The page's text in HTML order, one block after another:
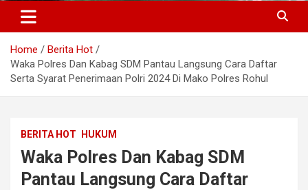
Home
Berita Hot
Waka Polres Dan Kabag SDM Pantau Langsung Cara Daftar
Serta Syarat Penerimaan Polri 2024 Di Mako Polres Rohul
BERITA HOT HUKUM
Waka Polres Dan Kabag SDM
Pantau Langsung Cara Daftar